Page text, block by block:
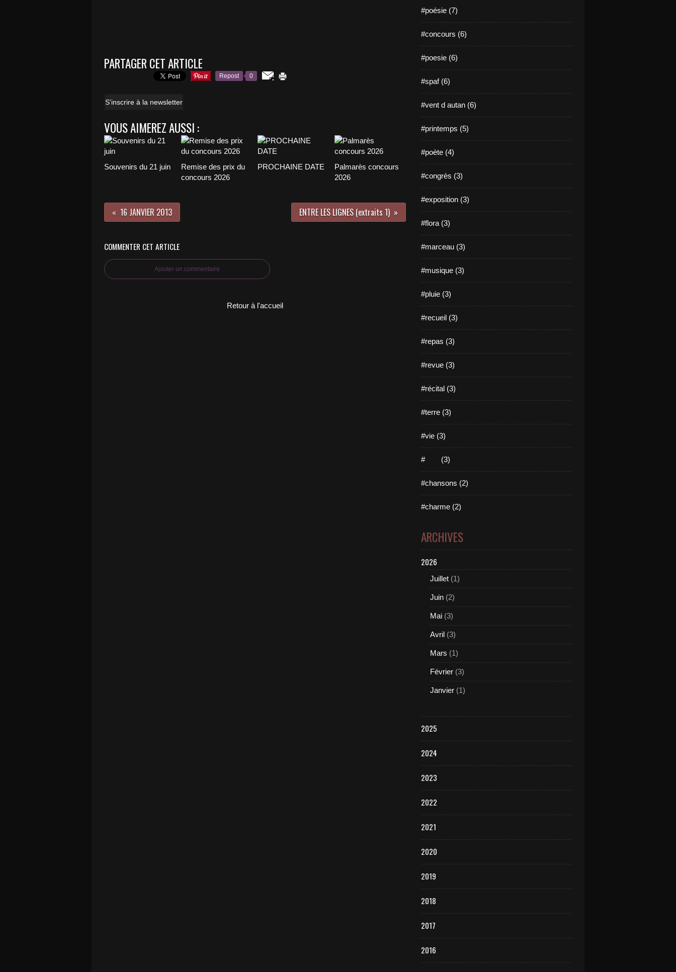
PARTAGER CET ARTICLE
Repost 0
S'inscrire à la newsletter
VOUS AIMEREZ AUSSI :
Souvenirs du 21 juin
Remise des prix du
concours 2026
PROCHAINE DATE
Palmarès concours
2026
16 JANVIER 2013 ENTRE LES LIGNES (extraits 1)
COMMENTER CET ARTICLE
Ajouter un commentaire
Retour à l'accueil
#poésie (7)
#concours (6)
#poesie (6)
#spaf (6)
#vent d autan (6)
#printemps (5)
#poète (4)
#congrès (3)
#exposition (3)
#flora (3)
#marceau (3)
#musique (3)
#pluie (3)
#recueil (3)
#repas (3)
#revue (3)
#récital (3)
#terre (3)
#vie (3)
# (3)
#chansons (2)
#charme (2)
ARCHIVES
2026
Juillet (1)
Juin (2)
Mai (3)
Avril (3)
Mars (1)
Février (3)
Janvier (1)
2025
2024
2023
2022
2021
2020
2019
2018
2017
2016